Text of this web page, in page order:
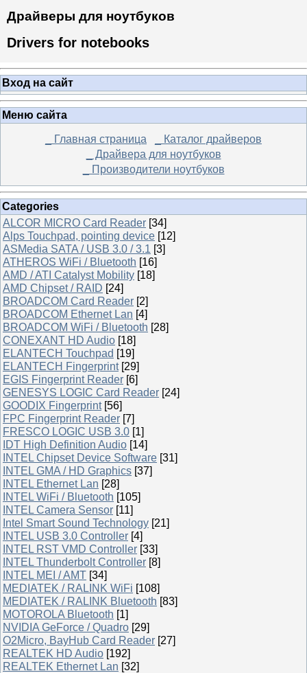
Драйверы для ноутбуков
Drivers for notebooks
Вход на сайт
Меню сайта
_ Главная страница
_ Каталог драйверов
_ Драйвера для ноутбуков
_ Производители ноутбуков
Categories
ALCOR MICRO Card Reader [34]
Alps Touchpad, pointing device [12]
ASMedia SATA / USB 3.0 / 3.1 [3]
ATHEROS WiFi / Bluetooth [16]
AMD / ATI Catalyst Mobility [18]
AMD Chipset / RAID [24]
BROADCOM Card Reader [2]
BROADCOM Ethernet Lan [4]
BROADCOM WiFi / Bluetooth [28]
CONEXANT HD Audio [18]
ELANTECH Touchpad [19]
ELANTECH Fingerprint [29]
EGIS Fingerprint Reader [6]
GENESYS LOGIC Card Reader [24]
GOODIX Fingerprint [56]
FPC Fingerprint Reader [7]
FRESCO LOGIC USB 3.0 [1]
IDT High Definition Audio [14]
INTEL Chipset Device Software [31]
INTEL GMA / HD Graphics [37]
INTEL Ethernet Lan [28]
INTEL WiFi / Bluetooth [105]
INTEL Camera Sensor [11]
Intel Smart Sound Technology [21]
INTEL USB 3.0 Controller [4]
INTEL RST VMD Controller [33]
INTEL Thunderbolt Controller [8]
INTEL MEI / AMT [34]
MEDIATEK / RALINK WiFi [108]
MEDIATEK / RALINK Bluetooth [83]
MOTOROLA Bluetooth [1]
NVIDIA GeForce / Quadro [29]
O2Micro, BayHub Card Reader [27]
REALTEK HD Audio [192]
REALTEK Ethernet Lan [32]